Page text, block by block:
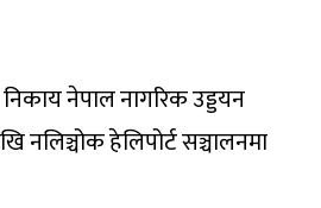
निकाय नेपाल नागरिक उड्डयन
नलिञ्चोक हेलिपोर्ट सञ्चालनमा